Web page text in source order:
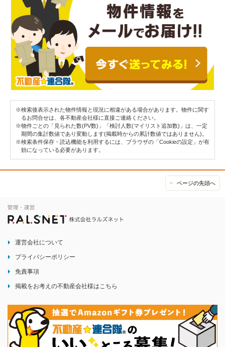
※検索後表示された物件情報と現況に相違がある場合があります。物件に関す
るお問合せは、各不動産会社様に直接ご連絡ください。
※物件ごとの「見られた数(PV数)」「検討人数(マイリスト追加数)」は、一定
期間の集計数値であり変動します(掲載時からの累計数値ではありません)。
※検索条件保存・読込機能を利用するには、ブラウザの「Cookieの設定」が有
効になっている必要があります。
ページの先頭へ
運営会社について
プライバシーポリシー
免責事項
掲載をお考えの不動産会社様はこちら